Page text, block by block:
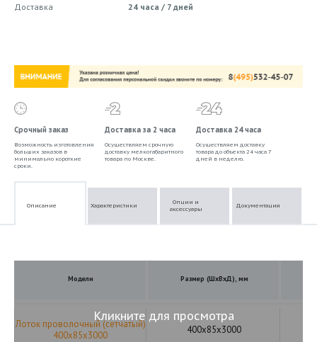
Доставка
24 часа / 7 дней
Срочный заказ
Возможность изготовления
больших заказов в
минимально короткие
сроки.
Доставка за 2 часа
Осуществляем срочную
доставку мелкогабаритного
товара по Москве.
Доставка 24 часа
Осуществляем доставку
товара до объекта 24 часа 7
дней в неделю.
Описание Характеристики
Опции и
аксессуары
Документация
Модели Размер (ШхВхД), мм
Лоток проволочный (сетчатый)
400х85х3000
400х85х3000
Кликните для просмотра